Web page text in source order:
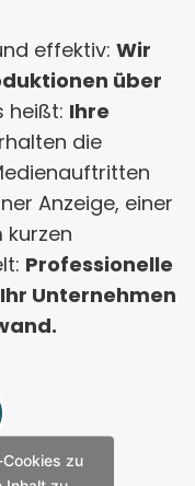
effektiv: Wir
über
heißt: Ihre
die
Anzeige, einer
kurzen
Professionelle
Unternehmen
zu